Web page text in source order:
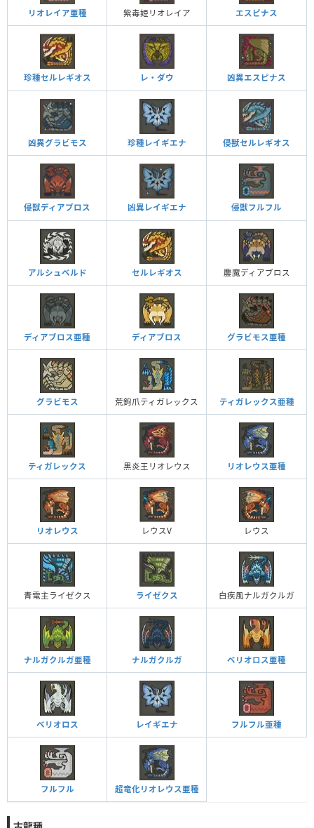
リオレイア亜種 紫毒姫リオレイア エスピナス
珍種セルレギオス レ・ダウ 凶異エスピナス
凶異グラビモス 珍種レイギエナ 侵獣セルレギオス
侵獣ディアブロス 凶異レイギエナ 侵獣フルフル
アルシュベルド セルレギオス 鏖魔ディアブロス
ディアブロス亜種 ディアブロス グラビモス亜種
グラビモス 荒鉤爪ティガレックス ティガレックス亜種
ティガレックス 黒炎王リオレウス リオレウス亜種
リオレウス レウスV レウス
青電主ライゼクス ライゼクス 白疾風ナルガクルガ
ナルガクルガ亜種 ナルガクルガ ベリオロス亜種
ベリオロス レイギエナ フルフル亜種
フルフル 超竜化リオレウス亜種